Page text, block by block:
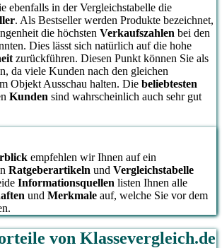
ebenfalls in der Vergleichstabelle die
. Als Bestseller werden Produkte bezeichnet,
die höchsten Verkaufszahlen bei den
Dies lässt sich natürlich auf die hohe
zurückführen. Diesen Punkt können Sie als
da viele Kunden nach den gleichen
Objekt Ausschau halten. Die beliebtesten
Kunden sind wahrscheinlich auch sehr gut
empfehlen wir Ihnen auf ein
Ratgeberartikeln und Vergleichstabelle
Informationsquellen listen Ihnen alle
und Merkmale auf, welche Sie vor dem
von Klassevergleich.de